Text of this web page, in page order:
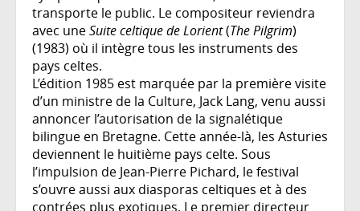
transporte le public. Le compositeur reviendra
avec uneSuite celtique de Lorient(The Pilgrim)
(1983) où il intègre tous les instruments des
pays celtes.
L’édition 1985 est marquée par la première visite
d’un ministre de la Culture, Jack Lang, venu aussi
annoncer l’autorisation de la signalétique
bilingue en Bretagne. Cette année-là, les Asturies
deviennent le huitième pays celte. Sous
l’impulsion de Jean-Pierre Pichard, le festival
s’ouvre aussi aux diasporas celtiques et à des
contrées plus exotiques. Le premier directeur